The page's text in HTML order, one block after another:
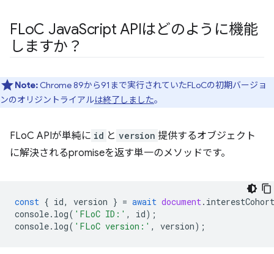
FLoC JavaScript APIはどのように機能
しますか？
Note: Chrome 89から91まで実行されていたFLoCの初期バージョ
ンのオリジントライアルは終了しました。
FLoC APIが単純に id と version 提供するオブジェクト
に解決されるpromiseを返す単一のメソッドです。
const { id, version } = await document . interestCohort
console. log( 'FLoC ID:' , id);
console. log( 'FLoC version:' , version);